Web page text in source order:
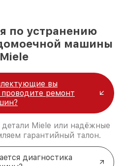
постоянно повышая
наших
по устранению
машины
Miele
вы
проводите ремонт
Miele или надёжные
гарантийный талон.
диагностика